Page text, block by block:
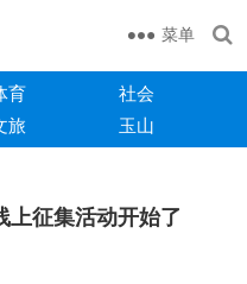
菜单
育
社会
旅 玉山
上征集活动开始了